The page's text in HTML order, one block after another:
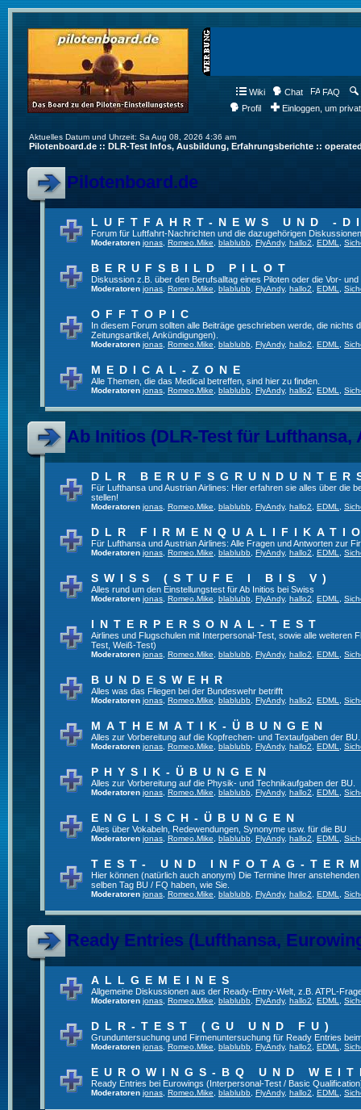
Wiki Chat FAQ
Profil
Einloggen, um
Aktuelles Datum und Uhrzeit: Sa Aug 08, 2026 4:36 am
Pilotenboard.de :: DLR-Test Infos, Ausbildung, Erfahrungsberichte ::
Pilotenboard.de
LUFTFAHRT-NEWS UND -
Forum für Luftfahrt-Nachrichten und die dazugehörigen
Moderatoren jonas Romeo.Mike blablubb FlyAndy, hallo2 EDML
BERUFSBILD PILOT
Diskussion z.B. über den Berufsalltag eines Piloten oder die Vor-
Moderatoren jonas Romeo.Mike blablubb FlyAndy, hallo2 EDML
OFFTOPIC
In diesem Forum sollten alle Beiträge geschrieben werde, die
Zeitungsartikel, Ankündigungen).
Moderatoren jonas Romeo.Mike blablubb FlyAndy, hallo2 EDML
MEDICAL-ZONE
Alle Themen, die das Medical betreffen, sind hier zu finden.
Moderatoren jonas Romeo.Mike blablubb FlyAndy, hallo2 EDML
Ab Initios (DLR-Test für Lufthansa,
DLR
Für Lufthansa und Austrian Airlines: Hier erfahren sie alles über die
stellen!
Moderatoren jonas Romeo.Mike blablubb FlyAndy, hallo2 EDML
DLR
Für Lufthansa und Austrian Airlines: Alle Fragen und Antworten zur
Moderatoren jonas Romeo.Mike blablubb FlyAndy, hallo2 EDML
SWISS (STUFE I BIS V)
Alles rund um den Einstellungstest für Ab Initios bei Swiss
Moderatoren jonas Romeo.Mike blablubb FlyAndy, hallo2 EDML
INTERPERSONAL-TEST
Airlines und Flugschulen mit Interpersonal-Test, sowie alle weiteren
Test, Weiß-Test)
Moderatoren jonas Romeo.Mike blablubb FlyAndy, hallo2 EDML
BUNDESWEHR
Alles was das Fliegen bei der Bundeswehr betrifft
Moderatoren jonas Romeo.Mike blablubb FlyAndy, hallo2 EDML
MATHEMATIK-ÜBUNGEN
Alles zur Vorbereitung auf die Kopfrechen- und Textaufgaben der BU.
Moderatoren jonas Romeo.Mike blablubb FlyAndy, hallo2 EDML
PHYSIK-ÜBUNGEN
Alles zur Vorbereitung auf die Physik- und Technikaufgaben der BU.
Moderatoren jonas Romeo.Mike blablubb FlyAndy, hallo2 EDML
ENGLISCH-ÜBUNGEN
Alles über Vokabeln, Redewendungen, Synonyme usw. für die BU
Moderatoren jonas Romeo.Mike blablubb FlyAndy, hallo2 EDML
TEST- UND INFOTAG-
Hier können (natürlich auch anonym) Die Termine Ihrer
selben Tag BU / FQ haben, wie Sie.
Moderatoren jonas Romeo.Mike blablubb FlyAndy, hallo2 EDML
Ready Entries (Lufthansa,
ALLGEMEINES
Allgemeine Diskussionen aus der Ready-Entry-Welt, z.B. ATPL-
Moderatoren jonas Romeo.Mike blablubb FlyAndy, hallo2 EDML
DLR-TEST (GU UND FU)
Grunduntersuchung und Firmenuntersuchung für Ready Entries
Moderatoren jonas Romeo.Mike blablubb FlyAndy, hallo2 EDML
EUROWINGS-BQ UND
Ready Entries bei Eurowings (Interpersonal-Test / Basic
Moderatoren jonas Romeo.Mike blablubb FlyAndy, hallo2 EDML